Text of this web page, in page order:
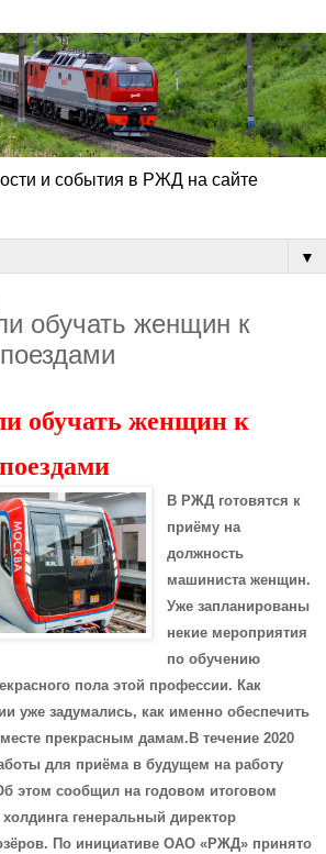
и события в РЖД на сайте
▼
обучать женщин к
обучать женщин к
В РЖД готовятся к
приёму на
должность
машиниста женщин.
Уже запланированы
некие мероприятия
по обучению
пола этой профессии. Как
уже задумались, как именно обеспечить
прекрасным дамам.В течение 2020
для приёма в будущем на работу
этом сообщил на годовом итоговом
генеральный директор
По инициативе ОАО «РЖД» принято